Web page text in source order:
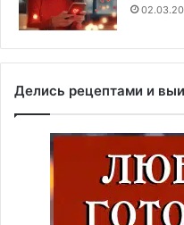
Делись рецептами и